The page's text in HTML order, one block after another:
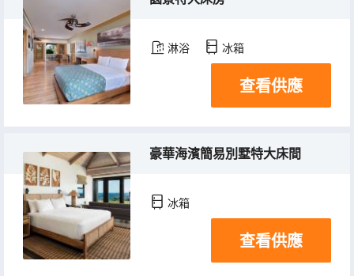
淋浴 冰箱
查看供應
豪華海濱簡易別墅特大床間
冰箱
查看供應